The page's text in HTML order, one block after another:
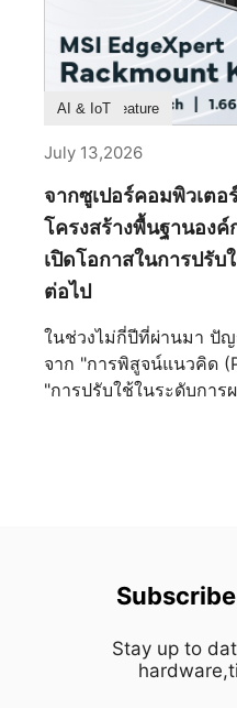
สถาปัตยกรรมชิ้นเอก ที่
และความประณีตงดงาม
สาย ทุกพื้นผิว และทุกกา
ไตร่ตรองมาเป็นอย่างดี
กาลเวลามากกว่าที่จะวิ่
เป็นมากกว่าเคสพีซีระดั
โครงสร้างและความสุน
จนแยกออกจากกันไม่ได้ จุดเริ่มต้นแห่งความสมดุลอัน
สมบูรณ์แบบ ตลอดหน้าป
เป็นตัวแทนของความมั่น
เรียบร้อย และความยั่งยื
คลาสสิกไปจนถึงการออ
สายตามนุษย์มักจะดึงดูด
สมดุลโดยสัญชาตญาณ
ด้วยการตัดสิ่งรบกวนทา
เป็นธรรมชาติ เปิดโอกา
เด่นชัดด้วยความคมชัดน่
Product Feature
AI & IoT
July 13,2026
จากซูเปอร์คอมพิวเตอ
โครงสร้างพื้นฐานอง
เปิดโอกาสในการปรับ
ต่อไป
ในช่วงไม่กี่ปีที่ผ่านมา ปั
จาก "การพิสูจน์แนวคิด
"การปรับใช้ในระดับกา
เผชิญกับความท้าทายที่เ
ทรงพลังที่สุดแล้ว แต่เรา
อย่างไรให้มันผสานเข้ากั
Stay up to